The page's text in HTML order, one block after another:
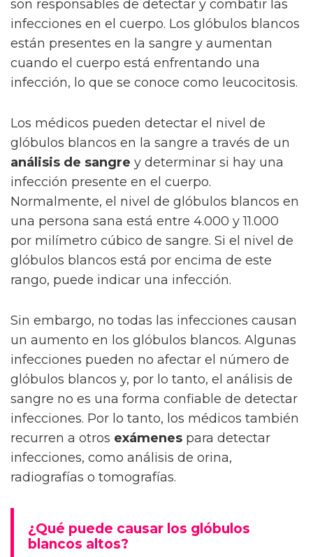
son responsables de detectar y combatir las
infecciones en el cuerpo. Los glóbulos blancos
están presentes en la sangre y aumentan
cuando el cuerpo está enfrentando una
infección, lo que se conoce como leucocitosis.
Los médicos pueden detectar el nivel de
glóbulos blancos en la sangre a través de un
análisis de sangre y determinar si hay una
infección presente en el cuerpo.
Normalmente, el nivel de glóbulos blancos en
una persona sana está entre 4.000 y 11.000
por milímetro cúbico de sangre. Si el nivel de
glóbulos blancos está por encima de este
rango, puede indicar una infección.
Sin embargo, no todas las infecciones causan
un aumento en los glóbulos blancos. Algunas
infecciones pueden no afectar el número de
glóbulos blancos y, por lo tanto, el análisis de
sangre no es una forma confiable de detectar
infecciones. Por lo tanto, los médicos también
recurren a otros exámenes para detectar
infecciones, como análisis de orina,
radiografías o tomografías.
¿Qué puede causar los glóbulos
blancos altos?